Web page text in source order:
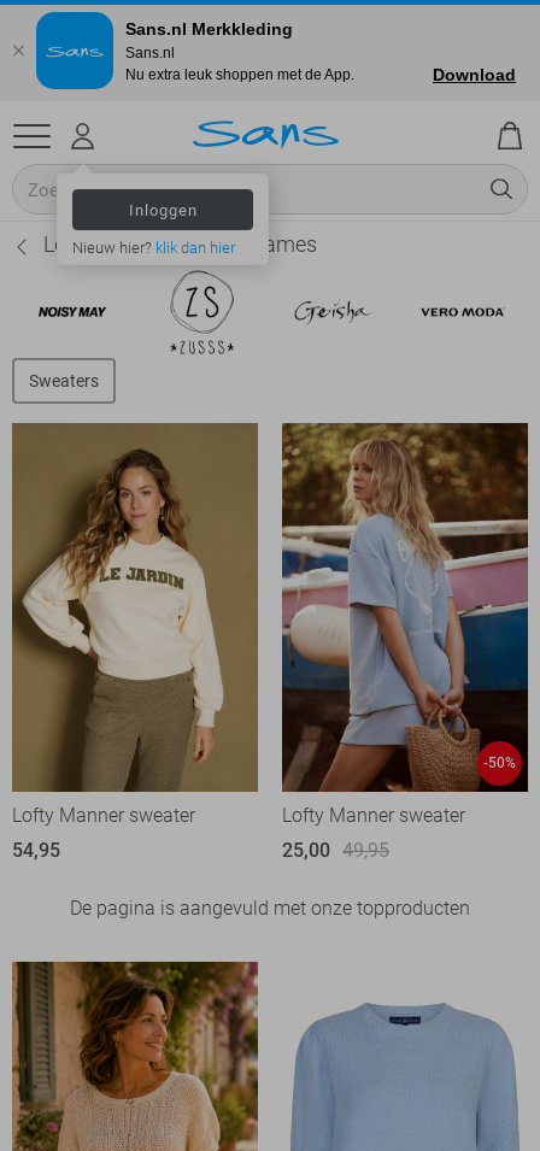
Inloggen
Nieuw hier? klik dan hier
Lofty Manner Truien - Dames
Sweaters
Lofty Manner sweater
54,95
-50%
Lofty Manner sweater
25,00 49,95
De pagina is aangevuld met onze topproducten
Sans.nl Merkkleding
Sans.nl
Nu extra leuk shoppen met de App.
Download